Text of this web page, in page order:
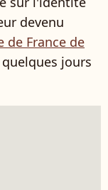
devenu
de France de
jours